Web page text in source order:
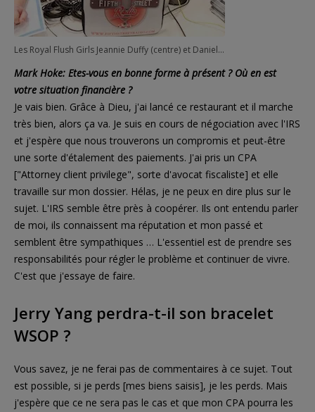
Les Royal Flush Girls Jeannie Duffy (centre) et Danielle Ruiz sur Fifth Street Radio avec Mark Hoke (Photo c/o WPT Blog)
Mark Hoke: Etes-vous en bonne forme à présent ? Où en est
votre situation financière ?
Je vais bien. Grâce à Dieu, j'ai lancé ce restaurant et il marche
très bien, alors ça va. Je suis en cours de négociation avec l'IRS
et j'espère que nous trouverons un compromis et peut-être
une sorte d'étalement des paiements. J'ai pris un CPA
["Attorney client privilege", sorte d'avocat fiscaliste] et elle
travaille sur mon dossier. Hélas, je ne peux en dire plus sur le
sujet. L'IRS semble être près à coopérer. Ils ont entendu parler
de moi, ils connaissent ma réputation et mon passé et
semblent être sympathiques … L'essentiel est de prendre ses
responsabilités pour régler le problème et continuer de vivre.
C'est que j'essaye de faire.
Jerry Yang perdra-t-il son bracelet
WSOP ?
Vous savez, je ne ferai pas de commentaires à ce sujet. Tout
est possible, si je perds [mes biens saisis], je les perds. Mais
j'espère que ce ne sera pas le cas et que mon CPA pourra les